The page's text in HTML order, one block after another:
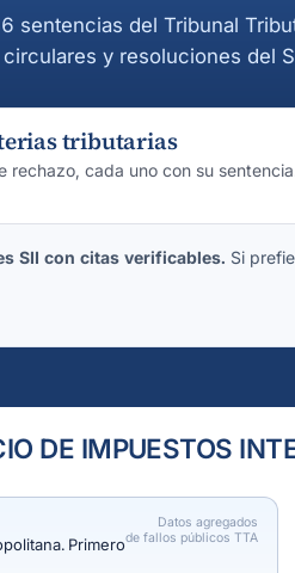
sentencias del Tribunal
y resoluciones del
tributarias
cada uno con su
SII con citas verificables. Si
DE IMPUESTOS
Primero
Datos agregados
de fallos públicos TTA